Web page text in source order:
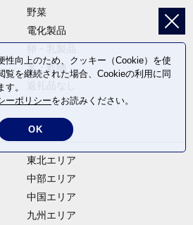
野菜
電化製品
米・穀物
東北エリア
中部エリア
中国エリア
九州エリア
性向上のため、クッキー（Cookie）を使
覧を継続された場合、Cookieの利用に同
。
ーポリシーをお読みください。
OK